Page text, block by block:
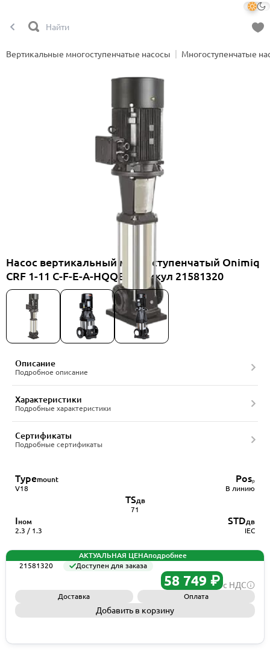
Вертикальные многоступенчатые насосы Многоступенчатые
Насос вертикальный многоступенчатый Onimiq
CRF 1-11 C-F-E-A-HQQE, артикул 21581320
Описание
Подробное описание
Характеристики
Подробные характеристики
Сертификаты
Подробные сертификаты
Typemount
V18
Posₚ
В линию
Iном
2.3 / 1.3
STDдв
IEC
TSдв
71
АКТУАЛЬНАЯ ЦЕНАподробнее
21581320
Доступен для заказа
58 749 ₽ с НДС
Доставка Оплата
Добавить в корзину